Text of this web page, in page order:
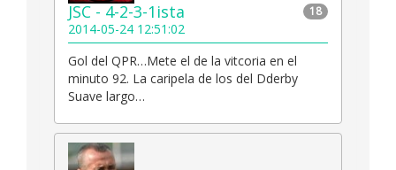
18
JSC - 4-2-3-1ista
2014-05-24 12:51:02
Gol del QPR…Mete el de la vitcoria en el
minuto 92. La caripela de los del Dderby
Suave largo…